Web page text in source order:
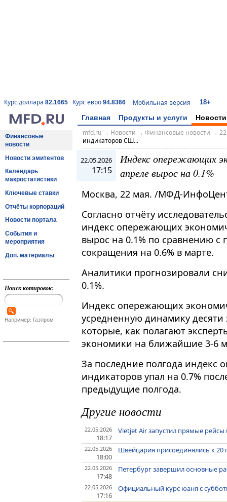
Курс доллара 82.1665 Курс евро 94.8366 Мобильная версия 18+
Главная Продукты и услуги Новости
Финансовые
новости
Новости эмитентов
Календарь
макростатистики
Ключевые ставки
Отчёты корпораций
Новости портала
События и
мероприятия
Доп. материалы
Поиск котировок:
Например: Газпром
mfd.ru→ Новости → Финансовые новости →
индикаторов СШ...
22.05.2026
17:15
Индекс опережающих
апреле вырос на 0.1%
Москва, 22 мая. /МФД-
Согласно отчёту
индекс опережающих
вырос на 0.1% по сравнению
сокращения на 0.6% в марте.
Аналитики прогнозировали
0.1%.
Индекс опережающих
усредненную динамику десяти
которые, как полагают
экономики на ближайшие 3-6
За последние полгода
индикаторов упал на 0.7%
предыдущие полгода.
Другие новости
22.05.2026
18:17
Vietjet Air запустил прямые
22.05.2026
18:00
Швейцария присоединялись к 20
22.05.2026
17:48
Петербург завершил основные
22.05.2026
17:16
Официальный курс юаня с